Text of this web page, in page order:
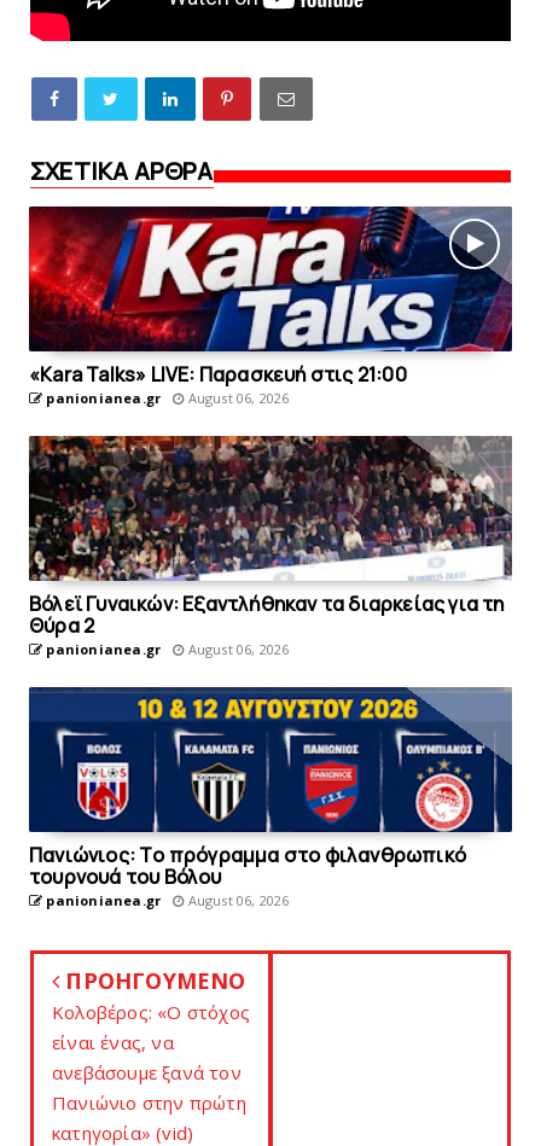
ΣΧΕΤΙΚΑ ΑΡΘΡΑ
«Kara Talks» LIVE: Παρασκευή στις 21:00
panionianea.gr August 06, 2026
Bόλεϊ Γυναικών: Εξαντλήθηκαν τα διαρκείας για τη
Θύρα 2
panionianea.gr August 06, 2026
Πανιώνιoς: Tο πρόγραμμα στο φιλανθρωπικό
τουρνουά του Bόλου
panionianea.gr August 06, 2026
ΠΡΟΗΓΟΥΜΕΝΟ
Κολοβέρος: «Ο στόχος
είναι ένας, να
ανεβάσουμε ξανά τον
Πανιώνιο στην πρώτη
κατηγορία» (vid)